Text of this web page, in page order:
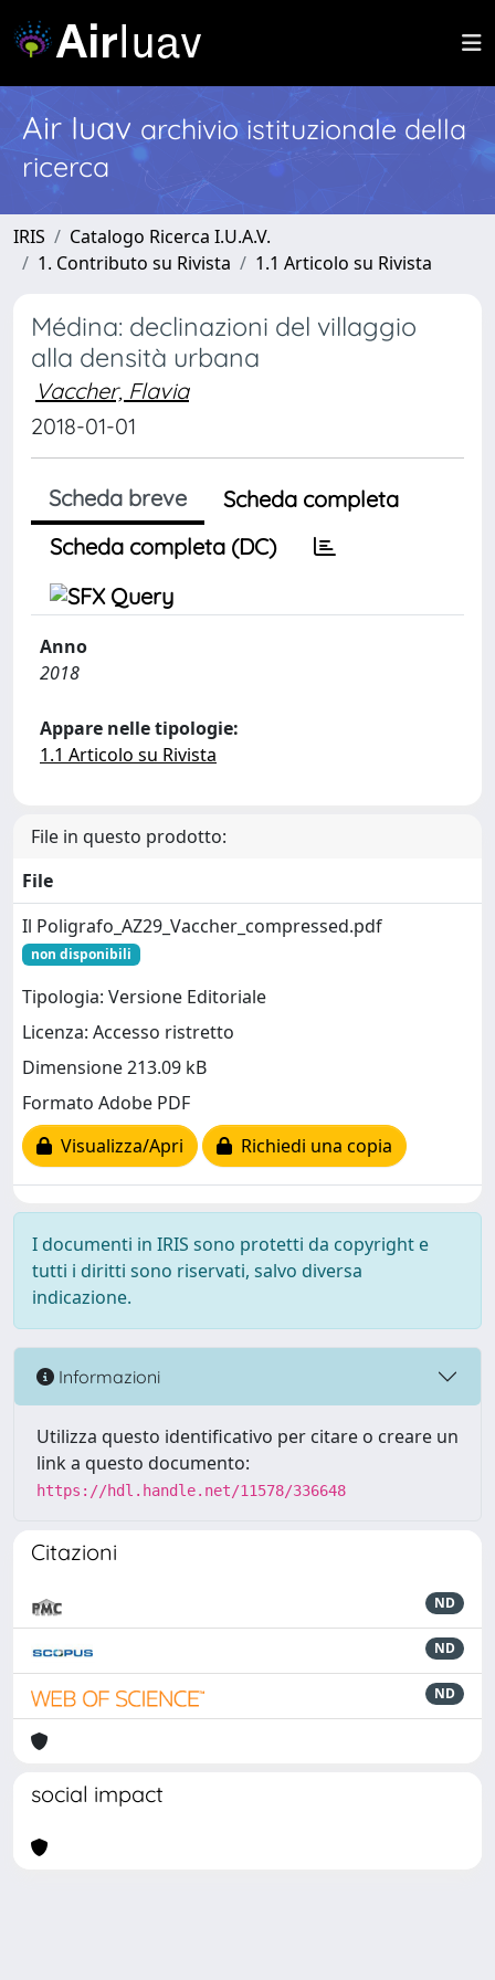
Air Iuav archivio istituzionale della
ricerca
IRIS
Catalogo Ricerca I.U.A.V.
1. Contributo su Rivista
1.1 Articolo su Rivista
Médina: declinazioni del villaggio
alla densità urbana
Vaccher, Flavia
2018-01-01
Scheda breve
Scheda completa
Scheda completa (DC)
Anno
2018
Appare nelle tipologie:
1.1 Articolo su Rivista
File in questo prodotto:
File
Il Poligrafo_AZ29_Vaccher_compressed.pdf
non disponibili
Tipologia: Versione Editoriale
Licenza: Accesso ristretto
Dimensione 213.09 kB
Formato Adobe PDF
Visualizza/Apri
Richiedi una copia
I documenti in IRIS sono protetti da copyright e
tutti i diritti sono riservati, salvo diversa
indicazione.
Informazioni
Utilizza questo identificativo per citare o creare un
link a questo documento:
https://hdl.handle.net/11578/336648
Citazioni
ND
ND
ND
social impact